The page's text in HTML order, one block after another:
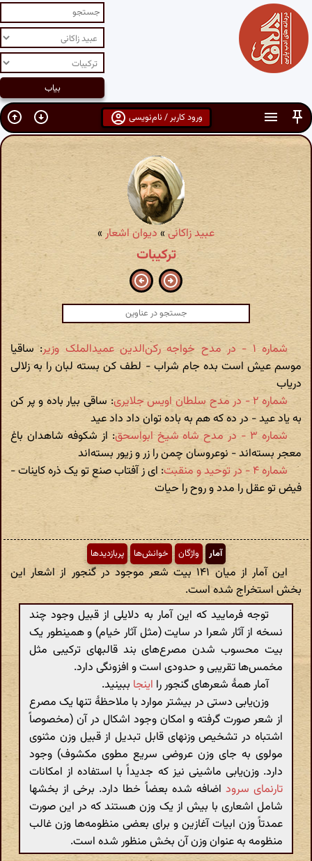
ورود کاربر / نام‌نویسی
عبید زاکانی» دیوان اشعار »
ترکیبات
شماره ۱ - در مدح خواجه رکن‌الدین عمیدالملک وزیر
: ساقیا
موسم عیش است بده جام شراب - لطف کن بسته لبان را به زلالی
دریاب
شماره ۲ - در مدح سلطان اویس جلایری
: ساقی بیار باده و پر کن
به یاد عید - در ده که هم به باده توان داد داد عید
شماره ۳ - در مدح شاه شیخ ابواسحق
: از شکوفه شاهدان باغ
معجر بسته‌اند - نوعروسان چمن را زر و زیور بسته‌اند
شماره ۴ - در توحید و منقبت
: ای ز آفتاب صنع تو یک ذره کاینات -
فیض تو عقل را مدد و روح را حیات
آمار واژگان خوانش‌ها پربازدیدها
این آمار از میان ۱۴۱ بیت شعر موجود در گنجور از اشعار این
بخش استخراج شده است.
توجه فرمایید که این آمار به دلایلی از قبیل وجود چند
نسخه از آثار شعرا در سایت (مثل آثار خیام) و همینطور یک
بیت محسوب شدن مصرع‌های بند قالبهای ترکیبی مثل
مخمس‌ها تقریبی و حدودی است و افزونگی دارد.
آمار همهٔ شعرهای گنجور را اینجا ببینید.
وزن‌یابی دستی در بیشتر موارد با ملاحظهٔ تنها یک مصرع
از شعر صورت گرفته و امکان وجود اشکال در آن (مخصوصاً
اشتباه در تشخیص وزنهای قابل تبدیل از قبیل وزن مثنوی
مولوی به جای وزن عروضی سریع مطوی مکشوف) وجود
دارد. وزن‌یابی ماشینی نیز که جدیداً با استفاده از امکانات
تارنمای سرود اضافه شده بعضاً خطا دارد. برخی از بخشها
شامل اشعاری با بیش از یک وزن هستند که در این صورت
عمدتاً وزن ابیات آغازین و برای بعضی منظومه‌ها وزن غالب
منظومه به عنوان وزن آن بخش منظور شده است.